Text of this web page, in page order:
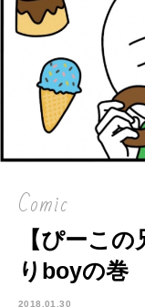
Comic
【ぴーこ
りboyの巻
2018.01.30